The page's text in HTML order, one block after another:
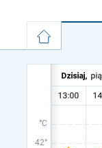
°C
42°